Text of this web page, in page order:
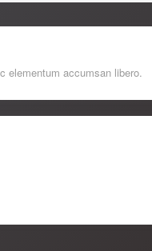
elementum accumsan libero.